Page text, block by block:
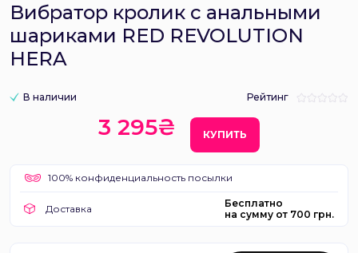
Вибратор кролик с анальными
шариками RED REVOLUTION
HERA
В наличии Рейтинг
3 295₴ КУПИТЬ
100% конфиденциальность посылки
Доставка
Бесплатно
на сумму от 700 грн.